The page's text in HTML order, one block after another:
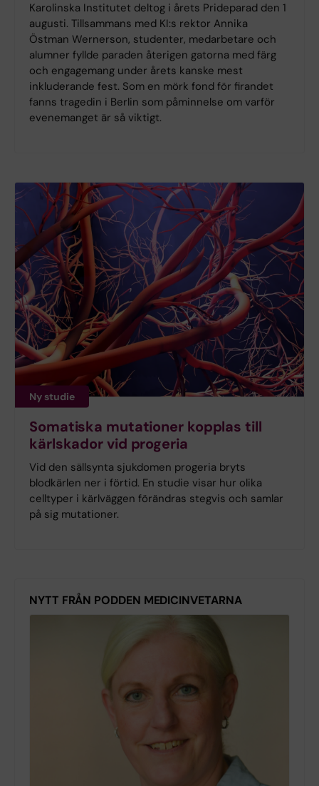
Karolinska Institutet deltog i årets Prideparad den 1
augusti. Tillsammans med KI:s rektor Annika
Östman Wernerson, studenter, medarbetare och
alumner fyllde paraden återigen gatorna med färg
och engagemang under årets kanske mest
inkluderande fest. Som en mörk fond för firandet
fanns tragedin i Berlin som påminnelse om varför
evenemanget är så viktigt.
Ny studie
Somatiska mutationer kopplas till
kärlskador vid progeria
Vid den sällsynta sjukdomen progeria bryts
blodkärlen ner i förtid. En studie visar hur olika
celltyper i kärlväggen förändras stegvis och samlar
på sig mutationer.
NYTT FRÅN PODDEN MEDICINVETARNA